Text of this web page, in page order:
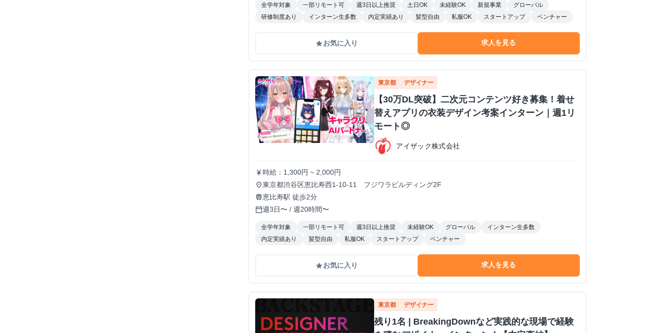
全学年対象 一部リモート可 週3日以上推奨 土日OK 未経験OK 新規事業
グローバル
研修制度あり
インターン生多数 内定実績あり 髪型自由 私服OK スタートアップ ベンチャー
gradeお気に入り 求人を見る
東京都 デザイナー
【30万DL突破】二次元コンテンツ好き募集！着せ
替えアプリの衣装デザイン考案インターン｜週1リ
モート◎
アイザック株式会社
currency_yen時給：1,300円 ~ 2,000円
place東京都渋谷区恵比寿西1-10-11 フジワラビルディング2F
train恵比寿駅 徒歩2分
calendar_today週3日〜 / 週20時間〜
全学年対象 一部リモート可 週3日以上推奨 未経験OK グローバル
インターン生多数
内定実績あり
髪型自由 私服OK スタートアップ ベンチャー
gradeお気に入り 求人を見る
東京都 デザイナー
残り1名 | BreakingDownなど実践的な現場で経験